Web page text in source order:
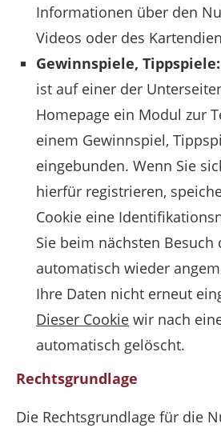
Informationen über den
Videos oder des
Gewinnspiele, Tippspiele:
ist auf einer der
Homepage ein Modul zur
einem Gewinnspiel,
eingebunden. Wenn Sie
hierfür registrieren,
Cookie eine
Sie beim nächsten Besuch
automatisch wieder
Ihre Daten nicht erneut
Dieser Cookie wir nach
automatisch gelöscht.
Rechtsgrundlage
Die Rechtsgrundlage für die